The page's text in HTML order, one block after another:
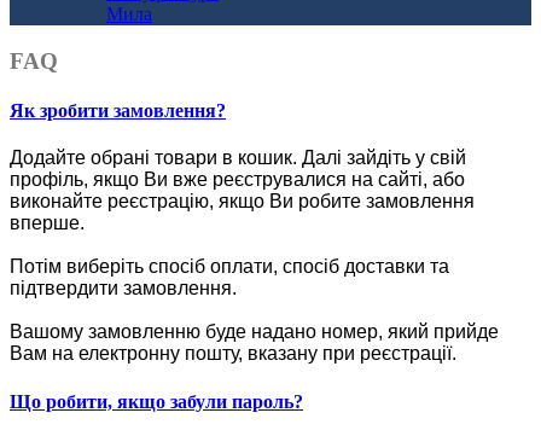
Мила
FAQ
Як зробити замовлення?
Додайте обрані товари в кошик. Далі зайдіть у свій
профіль, якщо Ви вже реєструвалися на сайті, або
виконайте реєстрацію, якщо Ви робите замовлення
вперше.
Потім виберіть спосіб оплати, спосіб доставки та
підтвердити замовлення.
Вашому замовленню буде надано номер, який прийде
Вам на електронну пошту, вказану при реєстрації.
Що робити, якщо забули пароль?